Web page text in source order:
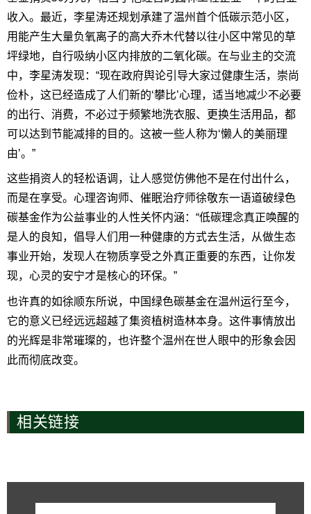
收入。最近，李星涛还规划承建了温州首个低碳示范小区，
用能产生大量负氧离子的高大乔木代替以往小区中常见的草
坪绿地，自行吸纳小区内排放的二氧化碳。在与业主的交流
中，李星涛发现：“现在政府舆论引导大家过健康生活，崇尚
俭朴，这已经造成了人们新的‘攀比’心理，适当地减少不必要
的出行、消费，不必过于频繁地洗衣服、更换生活用品，都
可以达到节能减排的目的。这被一些人称为‘懒人的美丽理
由’。”
这些捐资人的轻松语调，让人感觉仿佛他不是在付出什么，
而是在享受。心理咨询师、催眠治疗师徐敬东一语道破绿色
碳基金作为公益事业的人性关怀内涵：“低碳理念真正唤醒的
是人的良知，倡导人们用一种健康的方式去生活，从做生态
事业开始，发现人在物质享受之外真正重要的东西，让你发
现，心灵的安宁才是核心的环保。”
也许真的如徐顺东所说，中国绿色碳基金在温州运行至今，
它的意义已经远远超越了集资植树造林本身。这件事情放出
的光辉是非常璀璨的，也许整个温州在世人眼中的形象会因
此而彻底改变。
相关链接